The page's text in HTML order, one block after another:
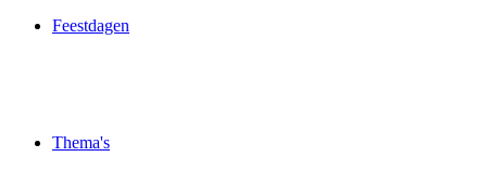
Feestdagen
Thema's